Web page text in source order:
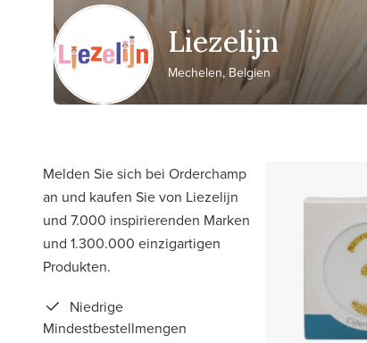
Liezelijn
Mechelen, Belgien
Melden Sie sich bei Orderchamp
an und kaufen Sie von Liezelijn
und 7.000 inspirierenden Marken
und 1.300.000 einzigartigen
Produkten.
Niedrige
Mindestbestellmengen